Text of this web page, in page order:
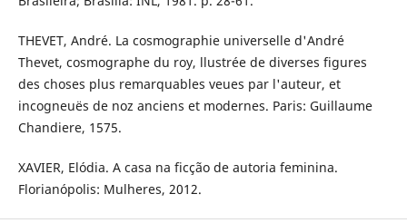
THEVET, André. La cosmographie universelle d'André
Thevet, cosmographe du roy, llustrée de diverses figures
des choses plus remarquables veues par l'auteur, et
incogneuës de noz anciens et modernes. Paris: Guillaume
Chandiere, 1575.
XAVIER, Elódia. A casa na ficção de autoria feminina.
Florianópolis: Mulheres, 2012.